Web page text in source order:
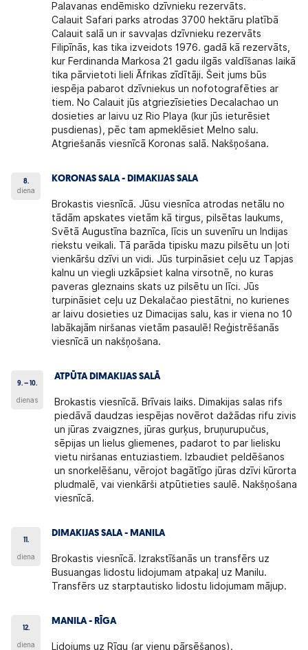
Palavanas endēmisko dzīvnieku rezervāts.
Calauit Safari parks atrodas 3700 hektāru platībā
Calauit salā un ir savvaļas dzīvnieku rezervāts
Filipīnās, kas tika izveidots 1976. gadā kā rezervāts,
kur Ferdinanda Markosa 21 gadu ilgās valdīšanas laikā
tika pārvietoti lieli Āfrikas zīdītāji. Šeit jums būs
iespēja pabarot dzīvniekus un nofotografēties ar
tiem. No Calauit jūs atgriezīsieties Decalachao un
dosieties ar laivu uz Rio Playa (kur jūs ieturēsiet
pusdienas), pēc tam apmeklēsiet Melno salu.
Atgriešanās viesnīcā Koronas salā. Nakšņošana.
8.
diena
KORONAS SALA - DIMAKIJAS SALA
Brokastis viesnīcā. Jūsu viesnīca atrodas netālu no
tādām apskates vietām kā tirgus, pilsētas laukums,
Svētā Augustīna baznīca, līcis un suvenīru un Indijas
riekstu veikali. Tā parāda tipisku mazu pilsētu un ļoti
vienkāršu dzīvi un vidi. Jūs turpināsiet ceļu uz Tapjas
kalnu un viegli uzkāpsiet kalna virsotnē, no kuras
paveras gleznains skats uz pilsētu un līci. Jūs
turpināsiet ceļu uz Dekalačao piestātni, no kurienes
ar laivu dosieties uz Dimacijas salu, kas ir viena no 10
labākajām niršanas vietām pasaulē! Reģistrēšanās
viesnīcā un nakšņošana.
9. – 10.
dienas
ATPŪTA DIMAKIJAS SALĀ
Brokastis viesnīcā. Brīvais laiks. Dimakijas salas rifs
piedāvā daudzas iespējas novērot dažādas rifu zivis
un jūras zvaigznes, jūras gurķus, bruņurupučus,
sēpijas un lielus gliemenes, padarot to par lielisku
vietu niršanas entuziastiem. Izbaudiet peldēšanos
un snorkelēšanu, vērojot bagātīgo jūras dzīvi kūrorta
pludmalē, vai vienkārši atpūtieties saulē. Nakšņošana
viesnīcā.
11.
diena
DIMAKIJAS SALA - MANILA
Brokastis viesnīcā. Izrakstīšanās un transfērs uz
Busuangas lidostu lidojumam atpakaļ uz Manilu.
Transfērs uz starptautisko lidostu lidojumam mājup.
12.
diena
MANILA - RĪGA
Lidojums uz Rīgu (ar vienu pārsēšanos).